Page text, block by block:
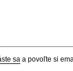
sa a povoľte si